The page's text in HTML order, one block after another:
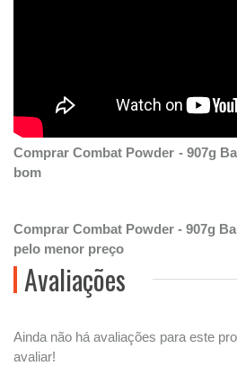
Comprar Combat Powder - 907g
bom
Comprar Combat Powder - 907g
pelo menor preço
Avaliações
Ainda não há avaliações para este
avaliar!